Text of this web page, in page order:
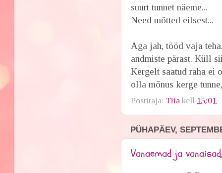
suurt tunnet näeme...
Need mõtted eilsest...
Aga jah, tööd vaja
andmiste pärast. Küll
Kergelt saatud raha ei
olla mõnus kerge
Postitaja: Tiia kell 15:01
PÜHAPÄEV,
Vanaemad ja